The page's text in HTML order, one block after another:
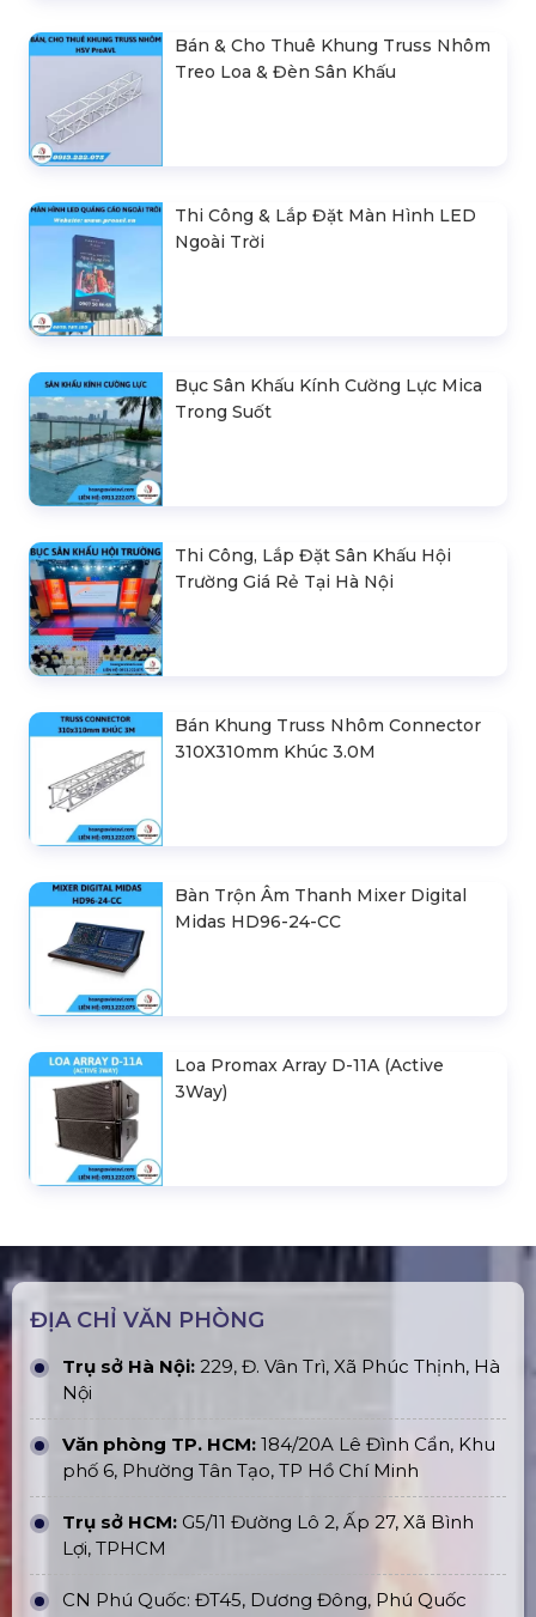
Bán & Cho Thuê Khung Truss Nhôm
Treo Loa & Đèn Sân Khấu
Thi Công & Lắp Đặt Màn Hình LED
Ngoài Trời
Bục Sân Khấu Kính Cường Lực Mica
Trong Suốt
Thi Công, Lắp Đặt Sân Khấu Hội
Trường Giá Rẻ Tại Hà Nội
Bán Khung Truss Nhôm Connector
310X310mm Khúc 3.0M
Bàn Trộn Âm Thanh Mixer Digital
Midas HD96-24-CC
Loa Promax Array D-11A (Active
3Way)
ĐỊA CHỈ VĂN PHÒNG
Trụ sở Hà Nội: 229, Đ. Vân Trì, Xã Phúc Thịnh, Hà
Nội
Văn phòng TP. HCM: 184/20A Lê Đình Cẩn, Khu
phố 6, Phường Tân Tạo, TP Hồ Chí Minh
Trụ sở HCM: G5/11 Đường Lô 2, Ấp 27, Xã Bình
Lợi, TPHCM
CN Phú Quốc: ĐT45, Dương Đông, Phú Quốc